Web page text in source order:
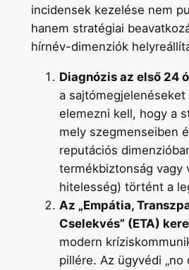
incidensek kezelése nem
hanem stratégiai
hírnév-dimenziók
Diagnózis az első 24
a sajtómegjelenéseket
elemezni kell, hogy a
mely szegmenseiben
reputációs
termékbiztonság vagy
hitelesség) történt a
Az „Empátia,
Cselekvés” (ETA)
modern
pillére. Az ügyvédi „no